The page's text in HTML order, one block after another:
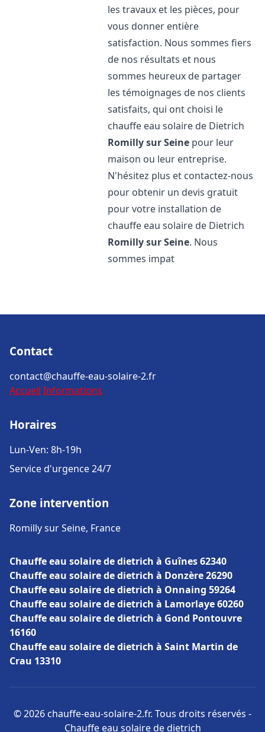
les travaux et les pièces, pour
vous donner entière
satisfaction. Nous sommes fiers
de nos résultats et nous
sommes heureux de partager
les témoignages de nos clients
satisfaits, qui ont choisi le
chauffe eau solaire de Dietrich
Romilly sur Seine pour leur
maison ou leur entreprise.
N'hésitez plus et contactez-nous
pour obtenir un devis gratuit
pour votre installation de
chauffe eau solaire de Dietrich
Romilly sur Seine. Nous
sommes impat
Contact
contact@chauffe-eau-solaire-2.fr
Accueil Informations
Horaires
Lun-Ven: 8h-19h
Service d'urgence 24/7
Zone intervention
Romilly sur Seine, France
Chauffe eau solaire de dietrich à Guînes 62340
Chauffe eau solaire de dietrich à Donzère 26290
Chauffe eau solaire de dietrich à Onnaing 59264
Chauffe eau solaire de dietrich à Lamorlaye 60260
Chauffe eau solaire de dietrich à Gond Pontouvre
16160
Chauffe eau solaire de dietrich à Saint Martin de
Crau 13310
© 2026 chauffe-eau-solaire-2.fr. Tous droits réservés -
Chauffe eau solaire de dietrich